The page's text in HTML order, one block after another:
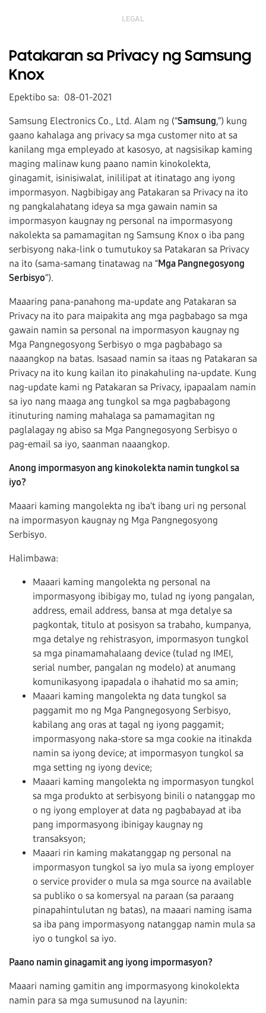
LEGAL
Patakaran sa Privacy ng Samsung
Knox
Epektibo sa: 08-01-2021
Samsung Electronics Co., Ltd. Alam ng (“Samsung,”) kung
gaano kahalaga ang privacy sa mga customer nito at sa
kanilang mga empleyado at kasosyo, at nagsisikap kaming
maging malinaw kung paano namin kinokolekta,
ginagamit, isinisiwalat, inililipat at itinatago ang iyong
impormasyon. Nagbibigay ang Patakaran sa Privacy na ito
ng pangkalahatang ideya sa mga gawain namin sa
impormasyon kaugnay ng personal na impormasyong
nakolekta sa pamamagitan ng Samsung Knox o iba pang
serbisyong naka-link o tumutukoy sa Patakaran sa Privacy
na ito (sama-samang tinatawag na “Mga Pangnegosyong
Serbisyo”).
Maaaring pana-panahong ma-update ang Patakaran sa
Privacy na ito para maipakita ang mga pagbabago sa mga
gawain namin sa personal na impormasyon kaugnay ng
Mga Pangnegosyong Serbisyo o mga pagbabago sa
naaangkop na batas. Isasaad namin sa itaas ng Patakaran sa
Privacy na ito kung kailan ito pinakahuling na-update. Kung
nag-update kami ng Patakaran sa Privacy, ipapaalam namin
sa iyo nang maaga ang tungkol sa mga pagbabagong
itinuturing naming mahalaga sa pamamagitan ng
paglalagay ng abiso sa Mga Pangnegosyong Serbisyo o
pag-email sa iyo, saanman naaangkop.
Anong impormasyon ang kinokolekta namin tungkol sa
iyo?
Maaari kaming mangolekta ng iba’t ibang uri ng personal
na impormasyon kaugnay ng Mga Pangnegosyong
Serbisyo.
Halimbawa:
Maaari kaming mangolekta ng personal na
impormasyong ibibigay mo, tulad ng iyong pangalan,
address, email address, bansa at mga detalye sa
pagkontak, titulo at posisyon sa trabaho, kumpanya,
mga detalye ng rehistrasyon, impormasyon tungkol
sa mga pinamamahalaang device (tulad ng IMEI,
serial number, pangalan ng modelo) at anumang
komunikasyong ipapadala o ihahatid mo sa amin;
Maaari kaming mangolekta ng data tungkol sa
paggamit mo ng Mga Pangnegosyong Serbisyo,
kabilang ang oras at tagal ng iyong paggamit;
impormasyong naka-store sa mga cookie na itinakda
namin sa iyong device; at impormasyon tungkol sa
mga setting ng iyong device;
Maaari kaming mangolekta ng impormasyon tungkol
sa mga produkto at serbisyong binili o natanggap mo
o ng iyong employer at data ng pagbabayad at iba
pang impormasyong ibinigay kaugnay ng
transaksyon;
Maaari rin kaming makatanggap ng personal na
impormasyon tungkol sa iyo mula sa iyong employer
o service provider o mula sa mga source na available
sa publiko o sa komersyal na paraan (sa paraang
pinapahintulutan ng batas), na maaari naming isama
sa iba pang impormasyong natanggap namin mula sa
iyo o tungkol sa iyo.
Paano namin ginagamit ang iyong impormasyon?
Maaari naming gamitin ang impormasyong kinokolekta
namin para sa mga sumusunod na layunin: